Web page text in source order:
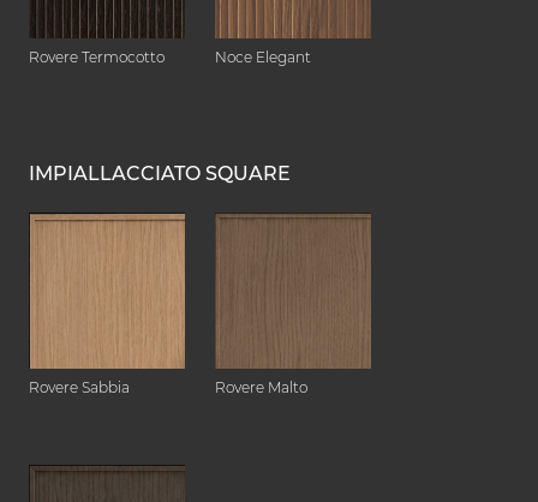
Rovere Termocotto Noce Elegant
IMPIALLACCIATO SQUARE
Rovere Sabbia Rovere Malto